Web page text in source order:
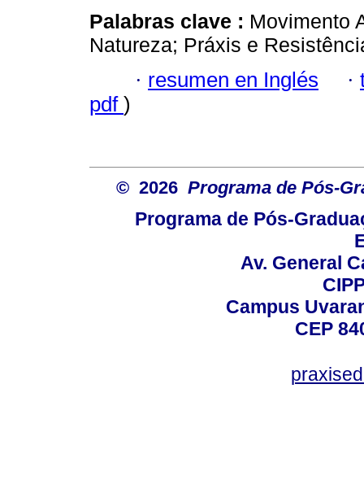
Palabras clave : Movimento
Natureza; Práxis e
· resumen en Inglés ·
pdf )
© 2026 Programa de Pós-
Programa de Pós-
Av. General
Campus
CEP